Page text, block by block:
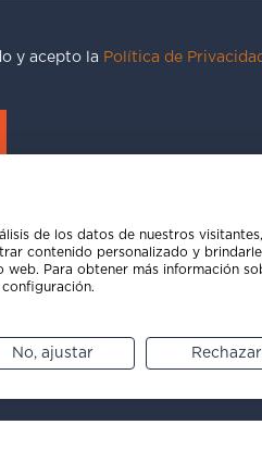
y acepto la Política de
de los datos de nuestros
contenido personalizado y brindarle
web. Para obtener más información
No, ajustar Rechazar